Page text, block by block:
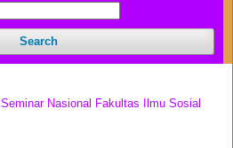
Search
Nasional Fakultas Ilmu Sosial